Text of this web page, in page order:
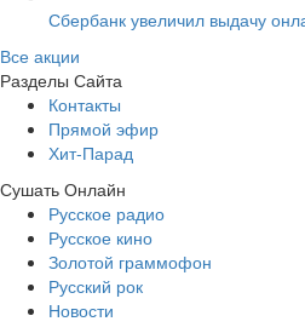
Сбербанк увеличил выдачу
Все акции
Разделы Сайта
Контакты
Прямой эфир
Хит-Парад
Сушать Онлайн
Русское радио
Русское кино
Золотой граммофон
Русский рок
Новости